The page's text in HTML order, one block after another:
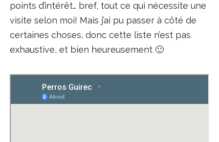
points d’intérêt… bref, tout ce qui nécessite une
visite selon moi! Mais j’ai pu passer à côté de
certaines choses, donc cette liste n’est pas
exhaustive, et bien heureusement 🙂